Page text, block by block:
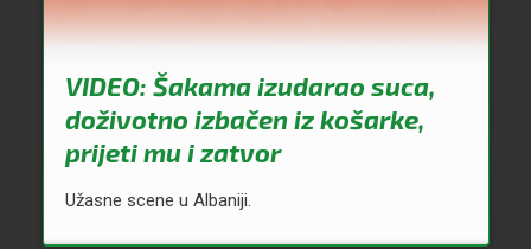
VIDEO: Šakama izudarao suca,
doživotno izbačen iz košarke,
prijeti mu i zatvor
Užasne scene u Albaniji.